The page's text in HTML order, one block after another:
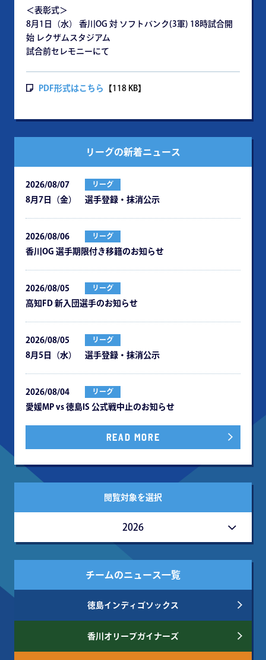
＜表彰式＞
8月1日（水） 香川OG 対 ソフトバンク(3軍) 18時試合開
始 レクザムスタジアム
試合前セレモニーにて
PDF形式はこちら 【118 KB】
リーグの新着ニュース
2026/08/07 リーグ
8月7日（金） 選手登録・抹消公示
2026/08/06 リーグ
⾹川OG 選⼿期限付き移籍のお知らせ
2026/08/05 リーグ
⾼知FD 新⼊団選⼿のお知らせ
2026/08/05 リーグ
8月5日（水） 選手登録・抹消公示
2026/08/04 リーグ
愛媛MP vs 徳島IS 公式戦中⽌のお知らせ
READ MORE
閲覧対象を選択
2026
チームのニュース一覧
徳島インディゴソックス
香川オリーブガイナーズ